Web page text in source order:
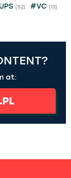
(52) #VC (13)
at: